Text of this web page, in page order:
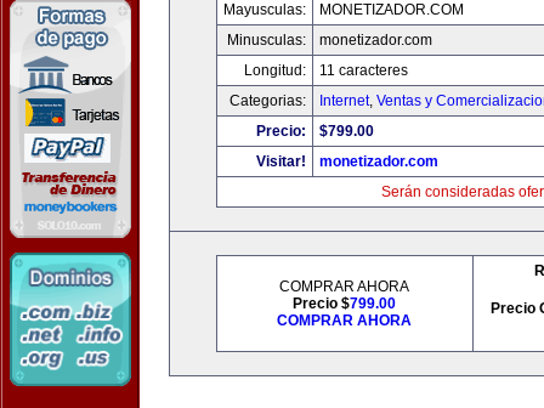
Mayusculas:
MONETIZADOR.COM
Minusculas:
monetizador.com
Longitud:
11 caracteres
Categorias:
Internet, Ventas y
Precio:
$799.00
Visitar!
monetizador.com
Serán consideradas
COMPRAR AHORA
Precio $799.00
COMPRAR AHORA
Precio